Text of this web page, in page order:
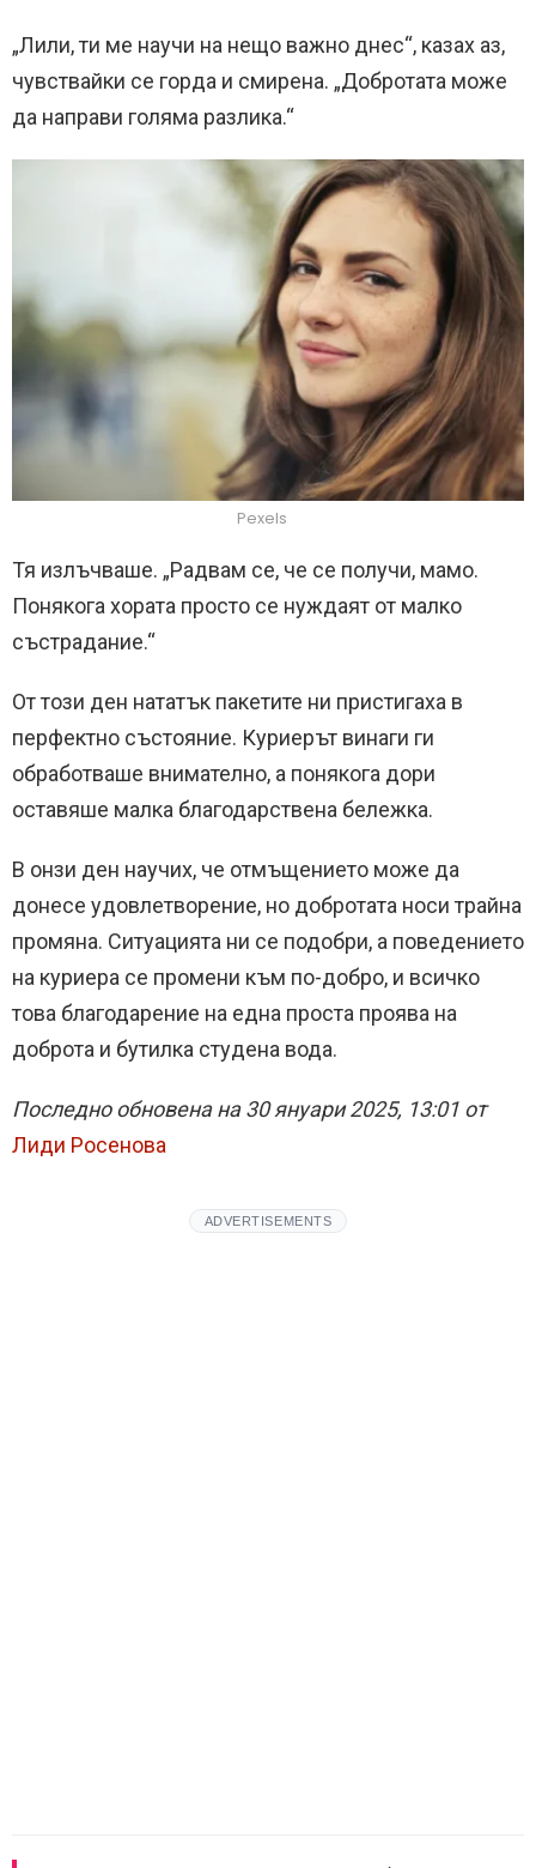
„Лили, ти ме научи на нещо важно днес“, казах аз,
чувствайки се горда и смирена. „Добротата може
да направи голяма разлика.“
Pexels
Тя излъчваше. „Радвам се, че се получи, мамо.
Понякога хората просто се нуждаят от малко
състрадание.“
От този ден нататък пакетите ни пристигаха в
перфектно състояние. Куриерът винаги ги
обработваше внимателно, а понякога дори
оставяше малка благодарствена бележка.
В онзи ден научих, че отмъщението може да
донесе удовлетворение, но добротата носи трайна
промяна. Ситуацията ни се подобри, а поведението
на куриера се промени към по-добро, и всичко
това благодарение на една проста проява на
доброта и бутилка студена вода.
Последно обновена на 30 януари 2025, 13:01 от
Лиди Росенова
ADVERTISEMENTS